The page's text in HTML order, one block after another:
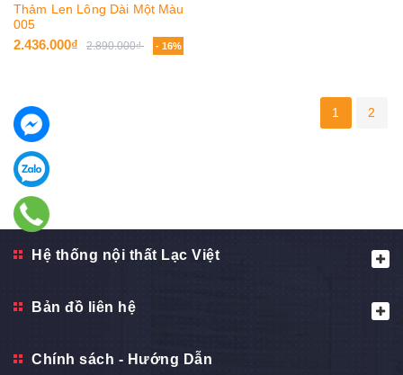
Thảm Len Lông Dài Một Màu
005
2.436.000₫ 2.890.000₫ - 16%
1 2
Hệ thống nội thất Lạc Việt
Bản đồ liên hệ
Chính sách - Hướng Dẫn